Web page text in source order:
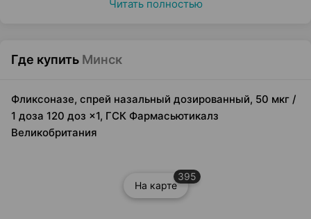
Читать полностью
Где купить Минск
Фликсоназе, спрей назальный дозированный, 50 мкг /
1 доза 120 доз ×1, ГСК Фармасьютикалз
Великобритания
На карте
395